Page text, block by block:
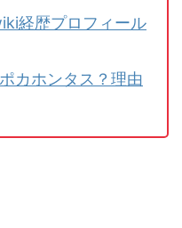
経歴プロフィール
カホンタス？理由